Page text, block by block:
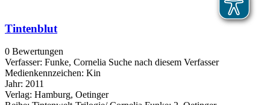
Tintenblut
0 Bewertungen
Verfasser: Funke, Cornelia Suche nach diesem Verfasser
Medienkennzeichen: Kin
Jahr: 2011
Verlag: Hamburg, Oetinger